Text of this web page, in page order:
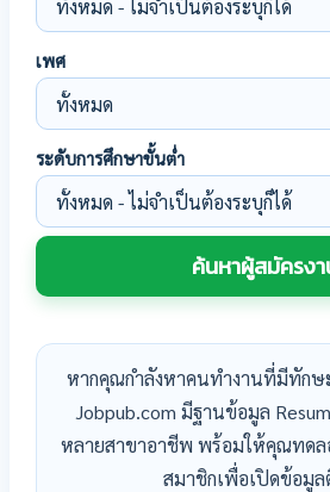
เพศ
ระดับการศึกษาขั้นต่ำ
หากคุณกำลังหาคนทำงานที่มีทักษ
Jobpub.com มีฐานข้อมูล
หลายสาขาอาชีพ พร้อมให้คุณทดล
สมาชิกเพื่อเปิดข้อมู